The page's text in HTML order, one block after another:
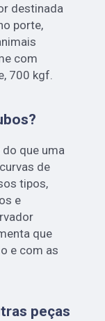
destinada
porte,
com
700 kgf.
que uma
de
tipos,
e
que
e com as
peças